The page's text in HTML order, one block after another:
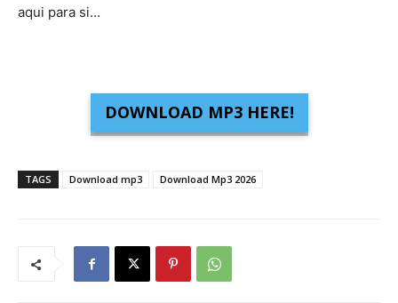
aqui para si…
DOWNLOAD MP3 HERE!
TAGS Download mp3 Download Mp3 2026